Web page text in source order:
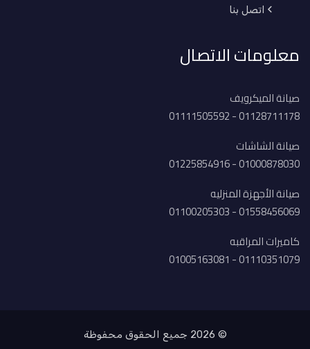
اتصل بنا
معلومات الاتصال
صيانة الميكرويف
01128711178 - 01111505592
صيانة الشاشات
01000878030 - 01225854916
صيانة الأجهزة المنزليه
01558456069 - 01100205303
كاميرات المراقبه
01110351079 - 01005163081
© 2026 جميع الحقوق محفوظة